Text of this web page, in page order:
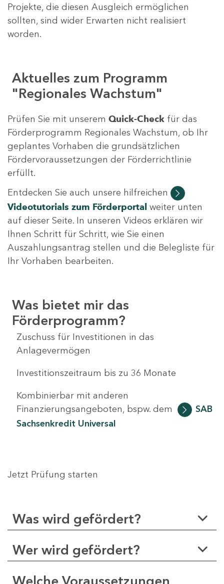
Projekte, die diesen Ausgleich ermöglichen
sollten, sind wider Erwarten nicht realisiert
worden.
Aktuelles zum Programm
"Regionales Wachstum"
Prüfen Sie mit unserem Quick-Check für das
Förderprogramm Regionales Wachstum, ob Ihr
geplantes Vorhaben die grundsätzlichen
Fördervoraussetzungen der Förderrichtlinie
erfüllt.
Entdecken Sie auch unsere hilfreichen
Videotutorials zum Förderportal weiter unten
auf dieser Seite. In unseren Videos erklären wir
Ihnen Schritt für Schritt, wie Sie einen
Auszahlungsantrag stellen und die Belegliste für
Ihr Vorhaben bearbeiten.
Was bietet mir das
Förderprogramm?
Zuschuss für Investitionen in das
Anlagevermögen
Investitionszeitraum bis zu 36 Monate
Kombinierbar mit anderen
Finanzierungsangeboten, bspw. dem
SAB
Sachsenkredit Universal
Jetzt Prüfung starten
Was wird gefördert?
Wer wird gefördert?
Welche Voraussetzungen